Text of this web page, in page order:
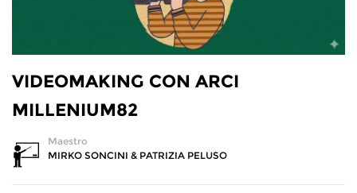
VIDEOMAKING CON ARCI
MILLENIUM82
Maestro
MIRKO SONCINI & PATRIZIA PELUSO